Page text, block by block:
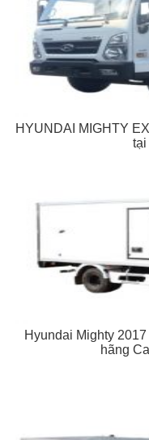
HYUNDAI MIGHTY
tại
Hyundai Mighty
hãng